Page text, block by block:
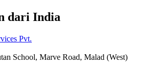
dari India
Pvt.
School, Marve Road, Malad (West)